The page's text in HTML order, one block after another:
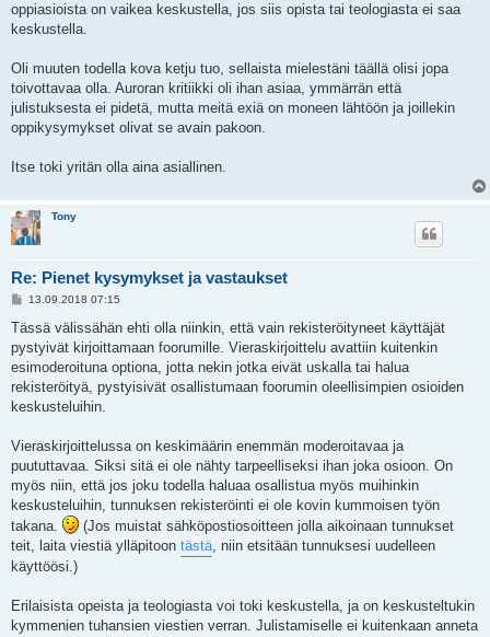
oppiasioista on vaikea keskustella, jos siis opista tai teologiasta ei saa
keskustella.
Oli muuten todella kova ketju tuo, sellaista mielestäni täällä olisi jopa
toivottavaa olla. Auroran kritiikki oli ihan asiaa, ymmärrän että
julistuksesta ei pidetä, mutta meitä exiä on moneen lähtöön ja joillekin
oppikysymykset olivat se avain pakoon.
Itse toki yritän olla aina asiallinen.
Tony
Re: Pienet kysymykset ja vastaukset
V
e
t
i
13.09.2018 07:15
Tässä välissähän ehti olla niinkin, että vain rekisteröityneet käyttäjät
pystyivät kirjoittamaan foorumille. Vieraskirjoittelu avattiin kuitenkin
esimoderoituna optiona, jotta nekin jotka eivät uskalla tai halua
rekisteröityä, pystyisivät osallistumaan foorumin oleellisimpien osioiden
keskusteluihin.
Vieraskirjoittelussa on keskimäärin enemmän moderoitavaa ja
puututtavaa. Siksi sitä ei ole nähty tarpeelliseksi ihan joka osioon. On
myös niin, että jos joku todella haluaa osallistua myös muihinkin
keskusteluihin, tunnuksen rekisteröinti ei ole kovin kummoisen työn
takana.
(Jos muistat sähköpostiosoitteen jolla aikoinaan tunnukset
teit, laita viestiä ylläpitoon tästä , niin etsitään tunnuksesi uudelleen
käyttöösi.)
Erilaisista opeista ja teologiasta voi toki keskustella, ja on keskusteltukin
kymmenien tuhansien viestien verran. Julistamiselle ei kuitenkaan anneta